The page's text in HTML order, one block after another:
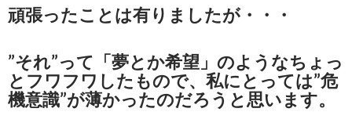
頑張ったことは有りましたが・・・
”それ”って「夢とか希望」のようなちょっ
とフワフワしたもので、私にとっては”危
機意識”が薄かったのだろうと思います。